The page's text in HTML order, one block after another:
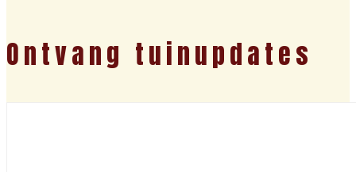
Ontvang tuinupdates